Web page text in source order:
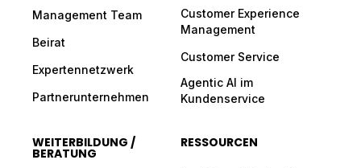
Management Team
Beirat
Expertennetzwerk
Partnerunternehmen
Customer Experience
Management
Customer Service
Agentic AI im
Kundenservice
WEITERBILDUNG /
BERATUNG
RESSOURCEN